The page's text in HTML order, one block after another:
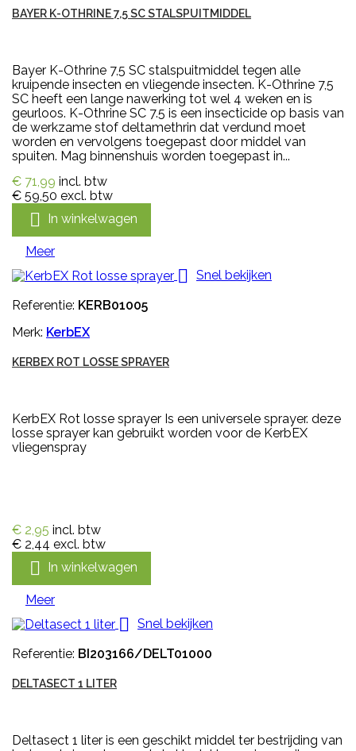
BAYER K-OTHRINE 7,5 SC STALSPUITMIDDEL
Bayer K-Othrine 7,5 SC stalspuitmiddel tegen alle
kruipende insecten en vliegende insecten. K-Othrine 7,5
SC heeft een lange nawerking tot wel 4 weken en is
geurloos. K-Othrine SC 7.5 is een insecticide op basis van
de werkzame stof deltamethrin dat verdund moet
worden en vervolgens toegepast door middel van
spuiten. Mag binnenshuis worden toegepast in...
€ 71,99 incl. btw
€ 59,50 excl. btw
 In winkelwagen
Meer
 Snel bekijken
Referentie: KERB01005
Merk: KerbEX
KERBEX ROT LOSSE SPRAYER
KerbEX Rot losse sprayer Is een universele sprayer. deze
losse sprayer kan gebruikt worden voor de KerbEX
vliegenspray
€ 2,95 incl. btw
€ 2,44 excl. btw
 In winkelwagen
Meer
 Snel bekijken
Referentie: BI203166/DELT01000
DELTASECT 1 LITER
Deltasect 1 liter is een geschikt middel ter bestrijding van